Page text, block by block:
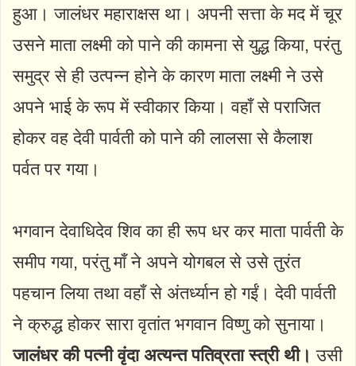
हुआ। जालंधर महाराक्षस था। अपनी सत्ता के मद में चूर
उसने माता लक्ष्मी को पाने की कामना से युद्ध किया, परंतु
समुद्र से ही उत्पन्न होने के कारण माता लक्ष्मी ने उसे
अपने भाई के रूप में स्वीकार किया। वहाँ से पराजित
होकर वह देवी पार्वती को पाने की लालसा से कैलाश
पर्वत पर गया।
भगवान देवाधिदेव शिव का ही रूप धर कर माता पार्वती के
समीप गया, परंतु माँ ने अपने योगबल से उसे तुरंत
पहचान लिया तथा वहाँ से अंतर्ध्यान हो गईं। देवी पार्वती
ने क्रुद्ध होकर सारा वृतांत भगवान विष्णु को सुनाया।
जालंधर की पत्नी वृंदा अत्यन्त पतिव्रता स्त्री थी। उसी